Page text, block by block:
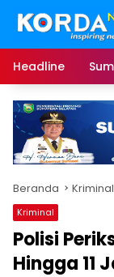
Headline
Beranda Kriminal
Kriminal
Polisi
Hingga 11